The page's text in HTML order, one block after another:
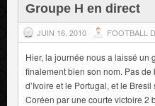
Groupe H en direct
JUIN 16, 2010 FOOTBALL
Hier, la journée nous a laissé un
finalement bien son nom. Pas
d’Ivoire et le Portugal, et le
Coréen par une courte victoire 2